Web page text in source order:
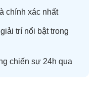
chính xác nhất
giải trí nổi bật trong
chiến sự 24h qua